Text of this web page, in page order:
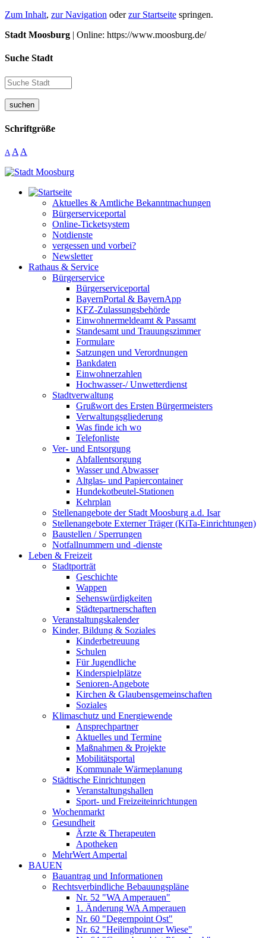
Zum Inhalt, zur Navigation oderzur Startseite springen.
Stadt Moosburg | Online: https://www.moosburg.de/
Suche Stadt
suchen
Schriftgröße
A A A
Aktuelles & Amtliche Bekanntmachungen
Bürgerserviceportal
Online-Ticketsystem
Notdienste
vergessen und vorbei?
Newsletter
Rathaus & Service
Bürgerservice
Bürgerserviceportal
BayernPortal & BayernApp
KFZ-Zulassungsbehörde
Einwohnermeldeamt & Passamt
Standesamt und Trauungszimmer
Formulare
Satzungen und Verordnungen
Bankdaten
Einwohnerzahlen
Hochwasser-/ Unwetterdienst
Stadtverwaltung
Grußwort des Ersten Bürgermeisters
Verwaltungsgliederung
Was finde ich wo
Telefonliste
Ver- und Entsorgung
Abfallentsorgung
Wasser und Abwasser
Altglas- und Papiercontainer
Hundekotbeutel-Stationen
Kehrplan
Stellenangebote der Stadt Moosburg a.d. Isar
Stellenangebote Externer Träger (KiTa-Einrichtungen)
Baustellen / Sperrungen
Notfallnummern und -dienste
Leben & Freizeit
Stadtporträt
Geschichte
Wappen
Sehenswürdigkeiten
Städtepartnerschaften
Veranstaltungskalender
Kinder, Bildung & Soziales
Kinderbetreuung
Schulen
Für Jugendliche
Kinderspielplätze
Senioren-Angebote
Kirchen & Glaubensgemeinschaften
Soziales
Klimaschutz und Energiewende
Ansprechpartner
Aktuelles und Termine
Maßnahmen & Projekte
Mobilitätsportal
Kommunale Wärmeplanung
Städtische Einrichtungen
Veranstaltungshallen
Sport- und Freizeiteinrichtungen
Wochenmarkt
Gesundheit
Ärzte & Therapeuten
Apotheken
MehrWert Ampertal
BAUEN
Bauantrag und Informationen
Rechtsverbindliche Bebauungspläne
Nr. 52 "WA Amperauen"
1. Änderung WA Amperauen
Nr. 60 "Degernpoint Ost"
Nr. 62 "Heilingbrunner Wiese"